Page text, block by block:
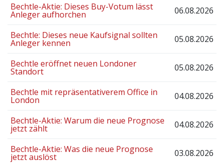
Bechtle-Aktie: Dieses Buy-Votum lässt
Anleger aufhorchen 06.08.2026
Bechtle: Dieses neue Kaufsignal sollten
Anleger kennen 05.08.2026
Bechtle eröffnet neuen Londoner
Standort 05.08.2026
Bechtle mit repräsentativerem Office in
London 04.08.2026
Bechtle-Aktie: Warum die neue Prognose
jetzt zählt 04.08.2026
Bechtle-Aktie: Was die neue Prognose
jetzt auslöst 03.08.2026